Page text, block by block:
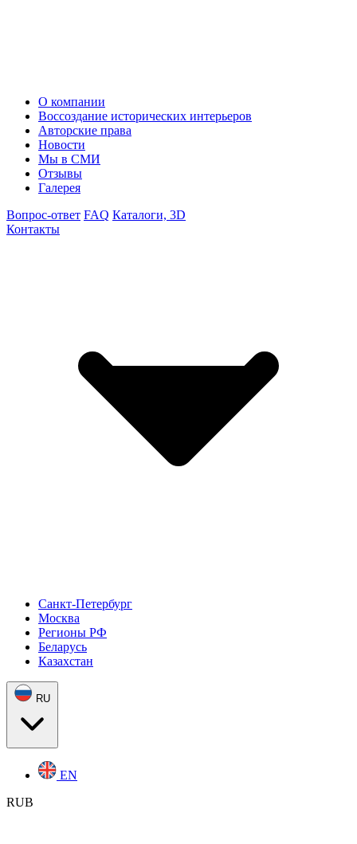
О компании
Воссоздание исторических интерьеров
Авторские права
Новости
Мы в СМИ
Отзывы
Галерея
Вопрос-ответ FAQ Каталоги, 3D
Контакты
Санкт-Петербург
Москва
Регионы РФ
Беларусь
Казахстан
RU
EN
RUB